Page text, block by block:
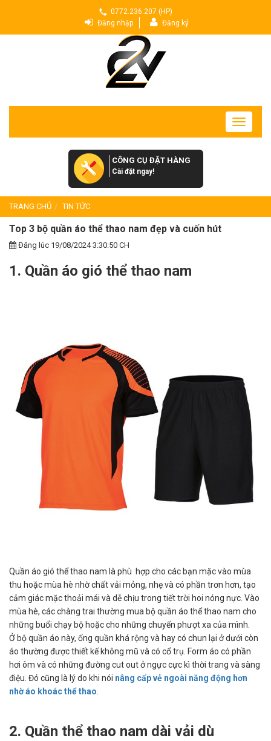
0772.236.207 (HP)
Đăng nhập
Đăng ký
Toggle
CÔNG CỤ ĐẶT HÀNG
Cài đặt ngay!
TRANG CHỦ TIN TỨC
Top 3 bộ quần áo thể thao nam đẹp và cuốn hút
Đăng lúc 19/08/2024 3:30:50 CH
1. Quần áo gió thể thao nam
Quần áo gió thể thao nam là phù hợp cho các bạn mặc vào mùa
thu hoặc mùa hè nhờ chất vải mỏng, nhẹ và có phần trơn hơn, tạo
cảm giác mặc thoải mái và dễ chịu trong tiết trời hoi nóng nực. Vào
mùa hè, các chàng trai thường mua bộ quần áo thể thao nam cho
những buổi chạy bộ hoặc cho những chuyến phượt xa của mình.
Ở bộ quần áo này, ống quần khá rộng và hay có chun lại ở dưới còn
áo thường được thiết kế không mũ và có cổ trụ. Form áo có phần
hơi ôm và có những đường cut out ở ngực cực kì thời trang và sàng
điệu. Đó cũng là lý do khi nói nâng cấp vẻ ngoài năng động hơn
nhờ áo khoác thể thao.
2. Quần thể thao nam dài vải dù